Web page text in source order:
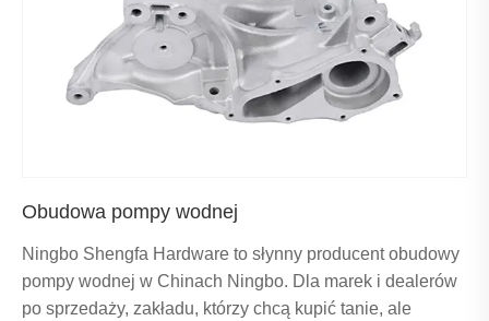
Obudowa pompy wodnej
Ningbo Shengfa Hardware to słynny producent obudowy
pompy wodnej w Chinach Ningbo. Dla marek i dealerów
po sprzedaży, zakładu, którzy chcą kupić tanie, ale